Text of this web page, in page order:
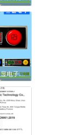
PTL加减款六位数显电子标签